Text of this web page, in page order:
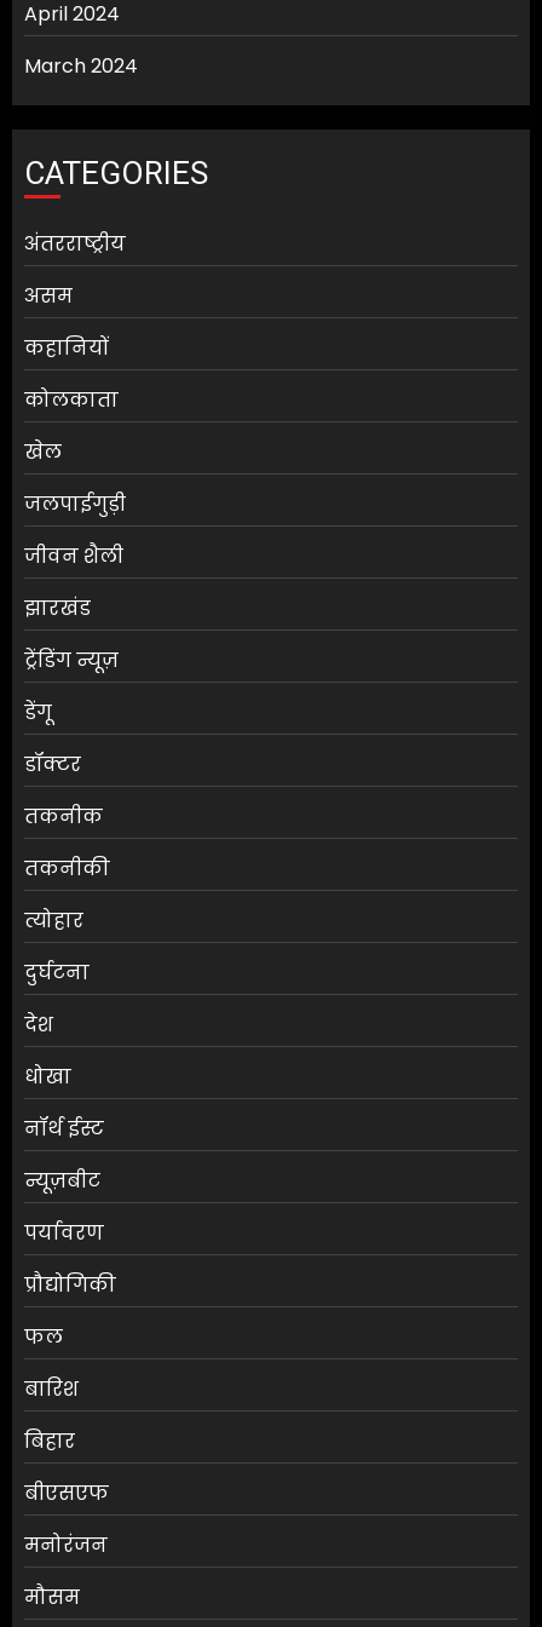
April 2024
March 2024
CATEGORIES
अंतरराष्ट्रीय
असम
कहानियों
कोलकाता
खेल
जलपाईगुड़ी
जीवन शैली
झारखंड
ट्रेंडिंग न्यूज़
डेंगू
डॉक्टर
तकनीक
तकनीकी
त्योहार
दुर्घटना
देश
धोखा
नॉर्थ ईस्ट
न्यूज़बीट
पर्यावरण
प्रौद्योगिकी
फल
बारिश
बिहार
बीएसएफ
मनोरंजन
मौसम